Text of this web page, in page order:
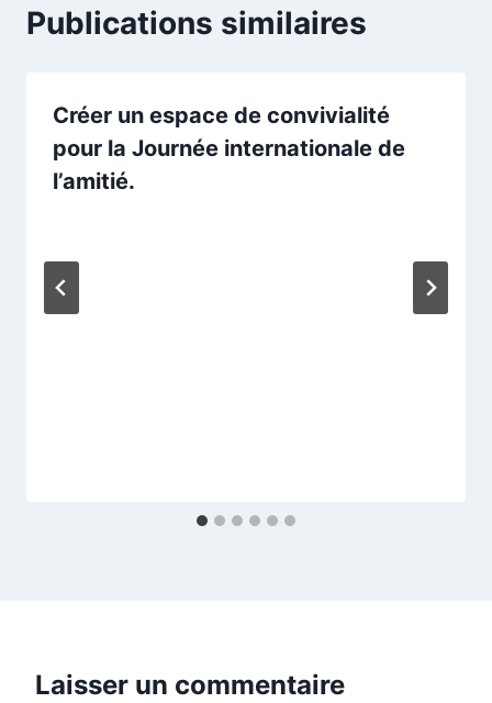
Publications similaires
Créer un espace de convivialité
pour la Journée internationale de
l’amitié.
Laisser un commentaire